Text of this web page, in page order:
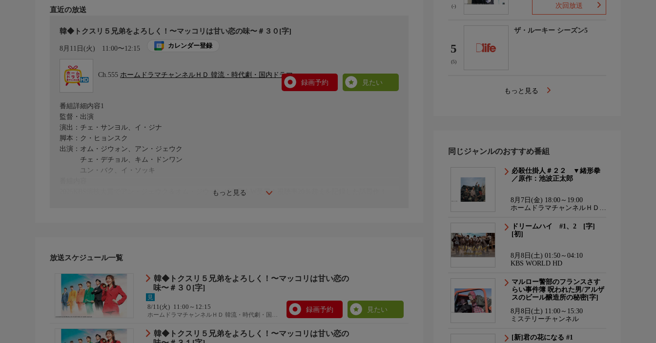
直近の放送
韓◆トクスリ５兄弟をよろしく！〜マッコリは甘い恋の味〜＃３０[字]
8月11日(火) 11:00〜12:15 カレンダー登録
Ch.555 ホームドラマチャンネルＨＤ 韓流・時代劇・国内ドラマ
録画予約
見たい
もっと見る
番組詳細内容1
監督・出演
演出：チェ・サンヨル、イ・ジナ
脚本：ク・ヒョンスク
出演：オム・ジウォン、アン・ジェウク
チェ・デチョル、キム・ドンワン
ユン・バク、イ・ソッキ
2025KBS演技大賞でアン・ジェウク＆オム・ジウォンが大賞をW受賞！視聴率20％超えを記録した話題作！
さらに伝説的なアイドルグループ“SHINHWA”のキム・ドンワンら豪華キャストが演じる、兄弟たちの恋愛模様
【あらすじ】
明るく誠実で前向きな性格のグァンスク(オム・ジウォン)は、職場を訪れたトクスリ酒造を営む長男ジャンス
(イ・ピルモ)と恋に落ち結婚するも、それからわずか10日で不慮の事故により夫を亡くしてしまう。
放送スケジュール一覧
韓◆トクスリ５兄弟をよろしく！〜マッコリは甘い恋の
味〜＃３０[字]
見
8/11(火) 11:00～12:15
ホームドラマチャンネルＨＤ 韓流・時代劇・国内
録画予約 見たい
韓◆トクスリ５兄弟をよろしく！〜マッコリは甘い恋の
(-) 次回放送
5
(5)
ザ・ルーキー シーズン5
もっと見る
同じジャンルのおすすめ番組
必殺仕掛人＃２２ ▼緒形拳
／原作：池波正太郎
8月7日(金) 18:00～19:00
ホームドラマチャンネルＨＤ
ドリームハイ #1、2 [字]
[初]
8月8日(土) 01:50～04:10
KBS WORLD HD
マルロー警部のフランスさす
らい事件簿 呪われた男/アルザ
スのビール醸造所の秘密[字]
8月8日(土) 11:00～15:30
ミステリーチャンネル
[新]君の花になる #1